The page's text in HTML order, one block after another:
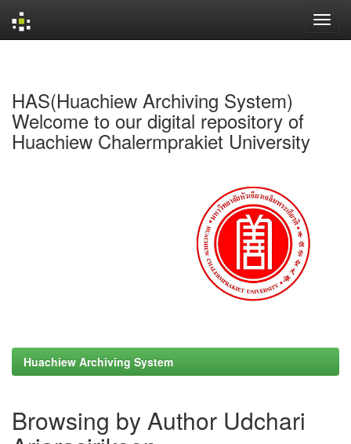
HAS(Huachiew Archiving System)
Welcome to our digital repository of
Huachiew Chalermprakiet University
Huachiew Archiving System
Browsing by Author Udchari